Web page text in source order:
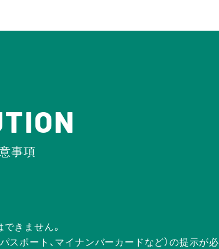
事項
きません。
スポート、マイナンバーカードなど）の提示が